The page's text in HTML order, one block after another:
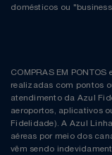
domésticos ou
COMPRAS EM PONTOS
realizadas com pontos
atendimento da Azul
aeroportos, aplicativos
Fidelidade). A Azul
aéreas por meio dos
vêm sendo